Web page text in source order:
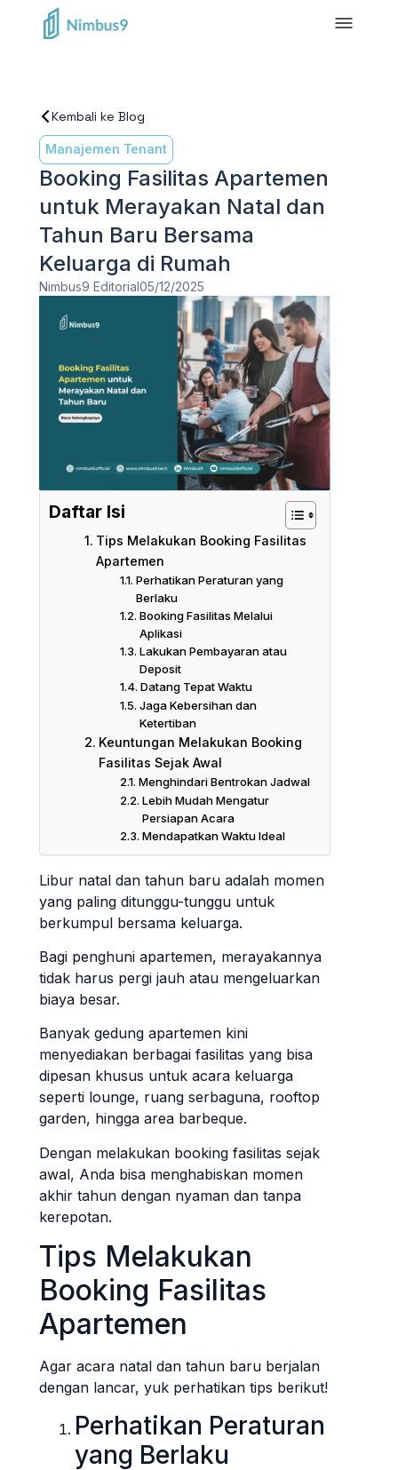
Kembali ke Blog
Manajemen Tenant
Booking Fasilitas Apartemen
untuk Merayakan Natal dan
Tahun Baru Bersama
Keluarga di Rumah
Nimbus9 Editorial05/12/2025
Daftar Isi
Tips Melakukan Booking Fasilitas
Apartemen
Perhatikan Peraturan yang
Berlaku
Booking Fasilitas Melalui
Aplikasi
Lakukan Pembayaran atau
Deposit
Datang Tepat Waktu
Jaga Kebersihan dan
Ketertiban
Keuntungan Melakukan Booking
Fasilitas Sejak Awal
Menghindari Bentrokan Jadwal
Lebih Mudah Mengatur
Persiapan Acara
Mendapatkan Waktu Ideal
Libur natal dan tahun baru adalah momen
yang paling ditunggu-tunggu untuk
berkumpul bersama keluarga.
Bagi penghuni apartemen, merayakannya
tidak harus pergi jauh atau mengeluarkan
biaya besar.
Banyak gedung apartemen kini
menyediakan berbagai fasilitas yang bisa
dipesan khusus untuk acara keluarga
seperti lounge, ruang serbaguna, rooftop
garden, hingga area barbeque.
Dengan melakukan booking fasilitas sejak
awal, Anda bisa menghabiskan momen
akhir tahun dengan nyaman dan tanpa
kerepotan.
Tips Melakukan
Booking Fasilitas
Apartemen
Agar acara natal dan tahun baru berjalan
dengan lancar, yuk perhatikan tips berikut!
Perhatikan Peraturan
yang Berlaku